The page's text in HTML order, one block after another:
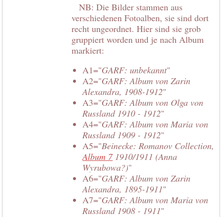
NB: Die Bilder stammen aus
verschiedenen Fotoalben, sie sind dort
recht ungeordnet. Hier sind sie grob
gruppiert worden und je nach Album
markiert:
A1="GARF: unbekannt"
A2="GARF: Album von Zarin
Alexandra, 1908-1912"
A3="GARF: Album von Olga von
Russland 1910 - 1912"
A4="GARF: Album von Maria von
Russland 1909 - 1912"
A5="Beinecke: Romanov Collection,
Album 71910/1911 (Anna
Wyrubowa?)"
A6="GARF: Album von Zarin
Alexandra, 1895-1911"
A7="GARF: Album von Maria von
Russland 1908 - 1911"